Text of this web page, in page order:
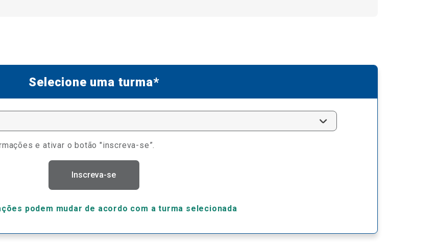
Selecione uma turma*
e ativar o botão "inscreva-se”.
Inscreva-se
podem mudar de acordo com a turma selecionada